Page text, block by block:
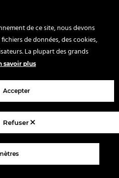
de ce site, nous devons
de données, des cookies,
La plupart des grands
savoir plus
Accepter
Refuser